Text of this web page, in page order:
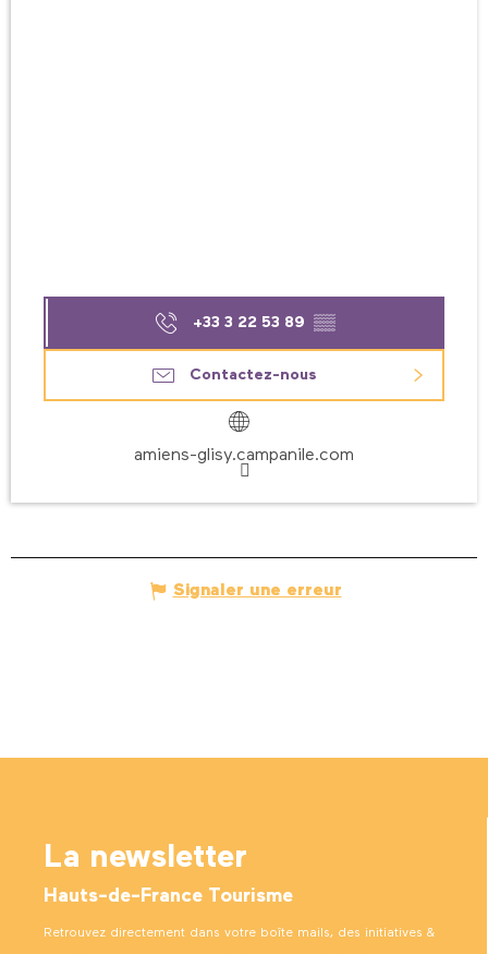
+33 3 22 53 89 ▒▒
Contactez-nous
amiens-glisy.campanile.com
Signaler une erreur
La newsletter
Hauts-de-France Tourisme
Retrouvez directement dans votre boîte mails, des initiatives &